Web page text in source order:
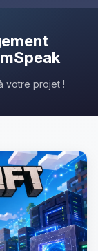
votre projet !